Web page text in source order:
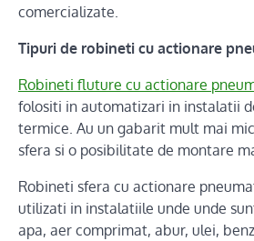
comercializate.
Tipuri de robineti cu actionare
Robineti fluture cu actionare
folositi in automatizari in instalatii
termice. Au un gabarit mult mai
sfera si o posibilitate de montare
Robineti sfera cu actionare
utilizati in instalatiile unde unde
apa, aer comprimat, abur, ulei,